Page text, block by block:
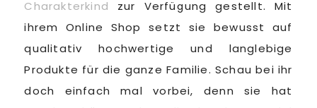
Charakterkind zur Verfügung gestellt. Mit
ihrem Online Shop setzt sie bewusst auf
qualitativ hochwertige und langlebige
Produkte für die ganze Familie. Schau bei ihr
doch einfach mal vorbei, denn sie hat